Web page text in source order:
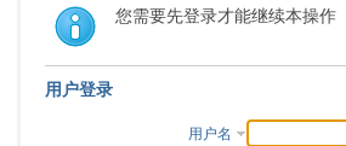
您需要先登录才能继续本操作
用户登录
用户名